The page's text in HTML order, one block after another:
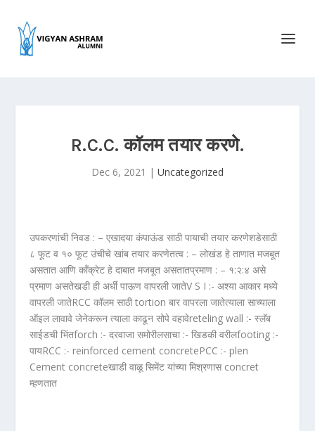
R.C.C. कॉलम तयार करणे.
Dec 6, 2021 | Uncategorized
उपकरणांची निवड : – एखादया कंपाऊंड साठी पायाची तयार करणेशडेसाठी
८ फूट व १० फूट उंचीचे खांब तयार करणेतत्व : – लोखंड हे ताणात मजबूत
असतात आणि काँक्रेट हे दाबात मजबूत असतातप्रमाण : – १:२:४ असे
प्रमाण असतेखडी ही अर्धी पाऊण वापरली जातेV S I :- अश्या आकार मध्ये
वापरली जातेRCC कॉलम साठी tortion बार वापरला जातेत्याला साच्याला
ऑइल लावावे जेनेकरून त्याला काढून सोपे वहावेreteling wall :- स्लॅब
साईडची भिंतforch :- दरवाजा समोरीलसाचा :- खिडकी वरीलfooting :-
पायRCC :- reinforced cement concretePCC :- plen
Cement concreteखाडी वाळू सिमेंट यांच्या मिश्रणास concret
म्हणतात